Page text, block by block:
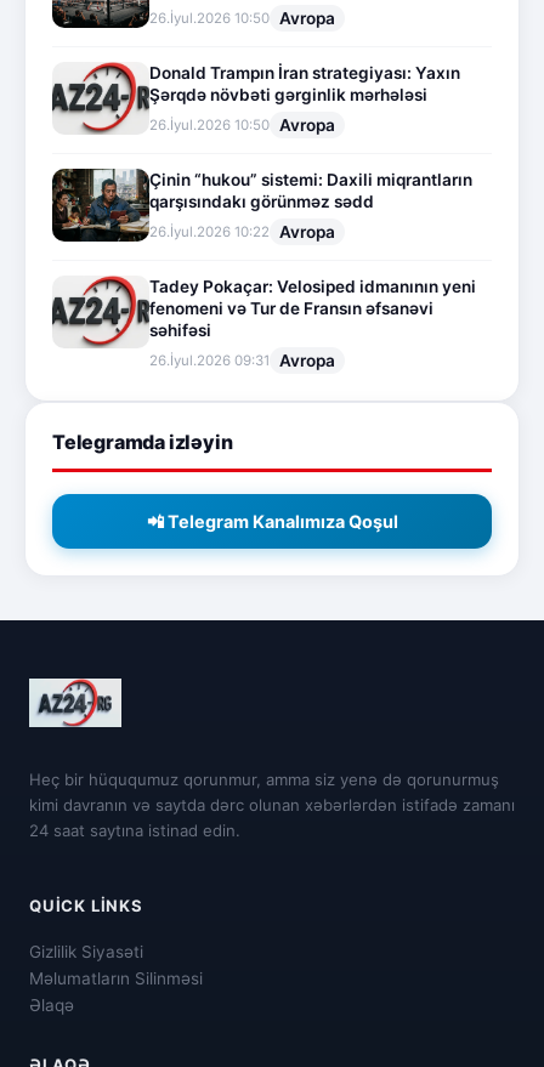
26.İyul.2026 10:50 Avropa
Donald Trampın İran strategiyası: Yaxın
Şərqdə növbəti gərginlik mərhələsi
26.İyul.2026 10:50 Avropa
Çinin “hukou” sistemi: Daxili miqrantların
qarşısındakı görünməz sədd
26.İyul.2026 10:22 Avropa
Tadey Pokaçar: Velosiped idmanının yeni
fenomeni və Tur de Fransın əfsanəvi
səhifəsi
26.İyul.2026 09:31 Avropa
Telegramda izləyin
📲 Telegram Kanalımıza Qoşul
Heç bir hüququmuz qorunmur, amma siz yenə də qorunurmuş
kimi davranın və saytda dərc olunan xəbərlərdən istifadə zamanı
24 saat saytına istinad edin.
QUICK LINKS
Gizlilik Siyasəti
Məlumatların Silinməsi
Əlaqə